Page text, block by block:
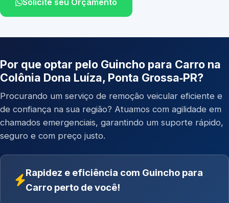
Solicite seu Orçamento
Por que optar pelo Guincho para Carro na
Colônia Dona Luíza, Ponta Grossa‑PR?
Procurando um serviço de remoção veicular eficiente e
de confiança na sua região? Atuamos com agilidade em
chamados emergenciais, garantindo um suporte rápido,
seguro e com preço justo.
Rapidez e eficiência com Guincho para
Carro perto de você!